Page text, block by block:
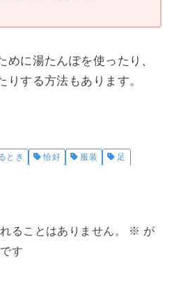
めに湯たんぽを使ったり、
する方法もあります。
とき 恰好 服装 足
ることはありません。 ※ が
す